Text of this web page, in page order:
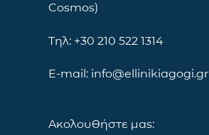
Cosmos)
Τηλ: +30 210 522 1314
E-mail: info@ellinikiagogi.gr
Ακολουθήστε μας: